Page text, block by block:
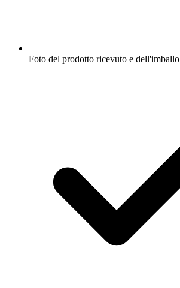
Foto del prodotto ricevuto e dell'imballo